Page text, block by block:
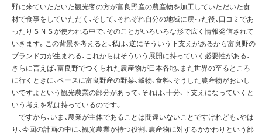
野に来ていただいた観光客の方が富良野産の農産物を加工していただいた食
材で食事をしていただく、そして、それぞれ自分の地域に戻った後、口コミであ
ったりＳＮＳが使われる中で、そのことがいろいろな形で広く情報発信されて
いきます。この背景を考えると、私は、逆にそういう下支えがあるから富良野の
ブランド力が生まれる、これからはそういう展開に持っていく必要性がある、
さらに言えば、富良野でつくられた農産物が日本各地、また世界の至るところ
に行くときに、ベースに富良野産の野菜、穀物、食料、そうした農産物がおいし
いですよという観光農業の部分があって、それは、十分、下支えになっていくと
いう考えを私は持っているのです。
ですから、いま、農業が主体であることは間違いないことですけれども、やは
り、今回の計画の中に、観光農業が持つ役割、農産物に対するかかわりという部